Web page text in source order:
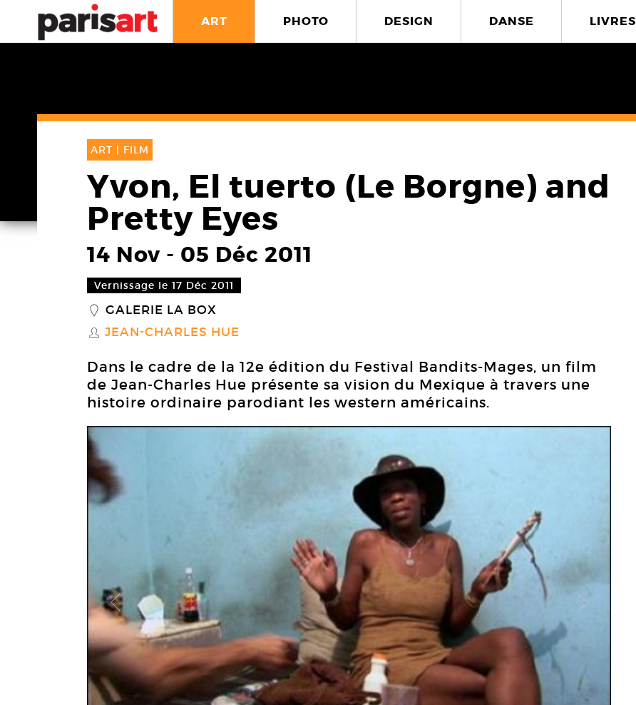
ART PHOTO DESIGN DANSE LIVRES
ART | FILM
Yvon, El tuerto (Le Borgne) and
Pretty Eyes
14 Nov - 05 Déc 2011
Vernissage le 17 Déc 2011
_ GALERIE LA BOX
S JEAN-CHARLES HUE
Dans le cadre de la 12e édition du Festival Bandits-Mages, un film
de Jean-Charles Hue présente sa vision du Mexique à travers une
histoire ordinaire parodiant les western américains.